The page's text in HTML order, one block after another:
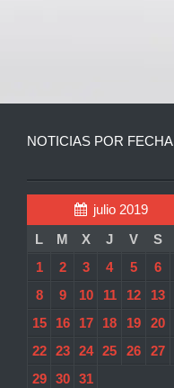
NOTICIAS POR FECHA
julio 2019
L
M X J V S
1
2 3 4 5 6
8
9 10 11 12 13
15
16 17 18 19 20
22
23 24 25 26 27
29
30
31